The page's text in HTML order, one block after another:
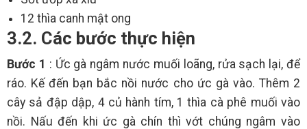
12 thìa canh mật ong
3.2. Các bước thực hiện
Bước 1 : Ức gà ngâm nước muối loãng, rửa sạch lại, để
ráo. Kế đến bạn bắc nồi nước cho ức gà vào. Thêm 2
cây sả đập dập, 4 củ hành tím, 1 thìa cà phê muối vào
nồi. Nấu đến khi ức gà chín thì vớt chúng ngâm vào